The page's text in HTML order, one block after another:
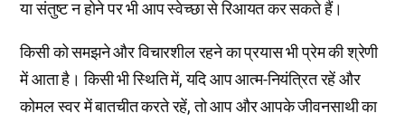
या संतुष्ट न होने पर भी आप स्वेच्छा से रिआयत कर सकते हैं।
किसी को समझने और विचारशील रहने का प्रयास भी प्रेम की श्रेणी
में आता है। किसी भी स्थिति में, यदि आप आत्म-नियंत्रित रहें और
कोमल स्वर में बातचीत करते रहें, तो आप और आपके जीवनसाथी का